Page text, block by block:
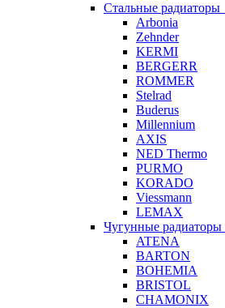
Стальные радиаторы
Arbonia
Zehnder
KERMI
BERGERR
ROMMER
Stelrad
Buderus
Millennium
AXIS
NED Thermo
PURMO
KORADO
Viessmann
LEMAX
Чугунные радиаторы
ATENA
BARTON
BOHEMIA
BRISTOL
CHAMONIX